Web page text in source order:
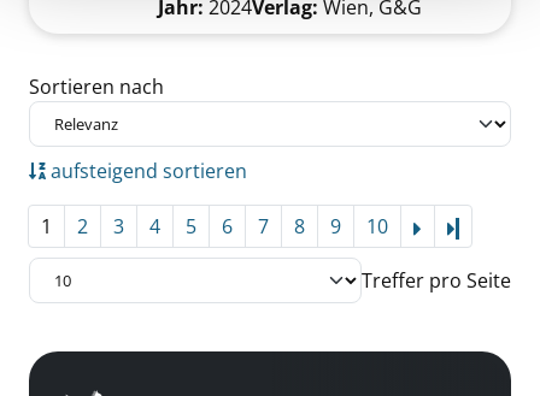
Jahr: 2024Verlag: Wien, G&G
Zu den Suchfiltern springen
Sortieren nach
aufsteigend sortieren
1 2 3 4 5 6 7 8 9 10
Treffer pro Seite